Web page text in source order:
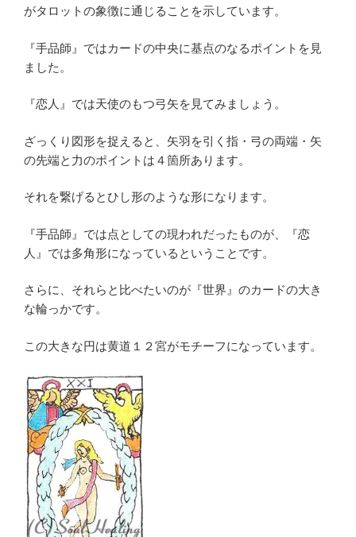
がタロットの象徴に通じることを示しています。
『手品師』ではカードの中央に基点のなるポイントを見
ました。
『恋人』では天使のもつ弓矢を見てみましょう。
ざっくり図形を捉えると、矢羽を引く指・弓の両端・矢
の先端と力のポイントは４箇所あります。
それを繋げるとひし形のような形になります。
『手品師』では点としての現われだったものが、『恋
人』では多角形になっているということです。
さらに、それらと比べたいのが『世界』のカードの大き
な輪っかです。
この大きな円は黄道１２宮がモチーフになっています。